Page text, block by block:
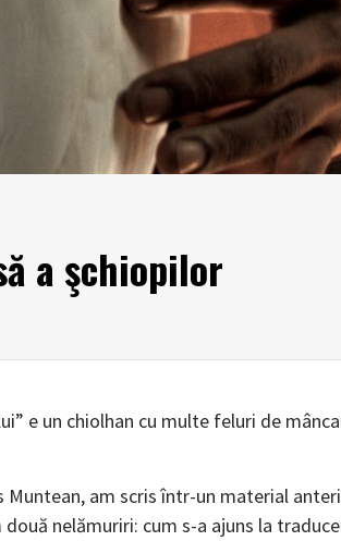
a şchiopilor
e un chiolhan cu multe feluri de
Muntean, am scris într-un material
nelămuriri: cum s-a ajuns la